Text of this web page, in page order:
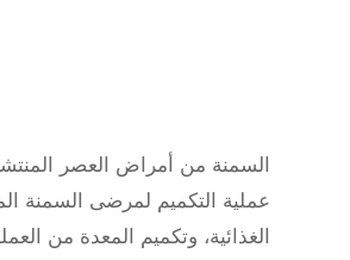
السمنة من أمراض العصر
عملية التكميم لمرضى السمنة
الغذائية، وتكميم المعدة من